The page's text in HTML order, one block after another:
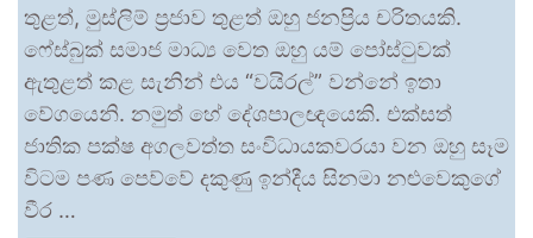
තුළත්, මුස්ලිම් ප්‍රජාව තුළත් ඔහු ජනප්‍රිය චරිතයකි.
ෆේස්බුක් සමාජ මාධ්‍ය වෙත ඔහු යම් පෝස්ටුවක්
ඇතුළත් කළ සැනින් එය “වයිරල්” වන්නේ ඉතා
වේගයෙනි. නමුත් හේ දේශපාලඥයෙකි. එක්සත්
ජාතික පක්ෂ අගලවත්ත සංවිධායකවරයා වන ඔහු සෑම
විටම පණ පෙව්වේ දකුණු ඉන්දීය සිනමා නළුවෙකුගේ
වීර …